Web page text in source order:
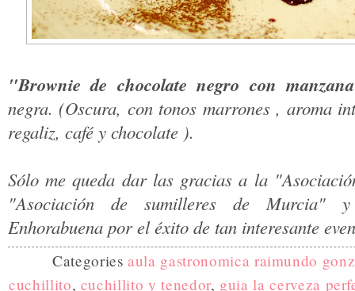
"Brownie de chocolate negro con
negra. (Oscura, con tonos marrones , aroma
regaliz, café y chocolate ).
Sólo me queda dar las gracias a la
"Asociación de sumilleres de
Enhorabuena por el éxito de tan interesante
Categoriesaula gastronomica raimundo
cuchillito, cuchillito y tenedor, guia la cerveza